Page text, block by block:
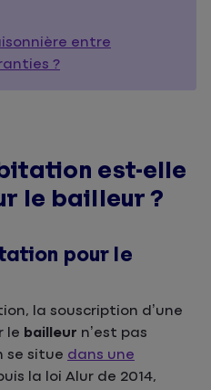
entre
?
est-elle
le bailleur ?
pour le
la souscription d’une
le bailleur n’est pas
se situe dans une
la loi Alur de 2014,